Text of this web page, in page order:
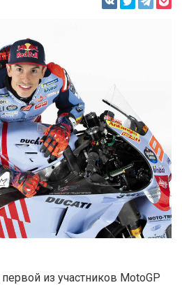
из участников MotoGP